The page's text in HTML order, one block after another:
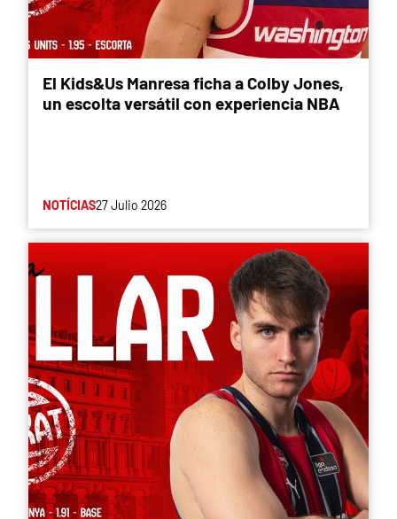
El Kids&Us Manresa ficha a Colby Jones,
un escolta versátil con experiencia NBA
NOTÍCIAS27 Julio 2026